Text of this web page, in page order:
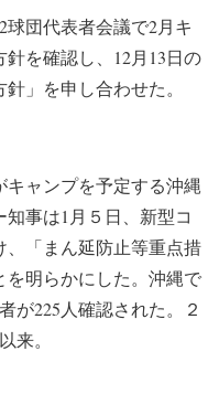
球団代表者会議で2月キ
を確認し、12月13日の
」を申し合わせた。
ャンプを予定する沖縄
事は1月５日、新型コ
、「まん延防止等重点措
明らかにした。沖縄で
が225人確認された。２
来。